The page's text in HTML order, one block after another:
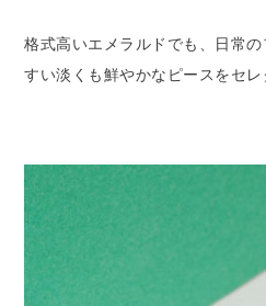
格式高いエメラルドでも、日常
すい淡くも鮮やかなピースをセレ